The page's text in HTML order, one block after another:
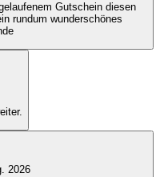
Gutschein diesen
rundum wunderschönes
2026